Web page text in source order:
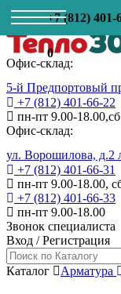
+7 (812) 401-
0
Офис-склад:
5-й Предпортовый
+7 (812) 401-66-22
пн-пт 9.00-
Офис-склад:
ул. Ворошилова, д.2
+7 (812) 401-66-31
пн-пт 9.00-18.00,
+7 (812) 401-66-33
пн-пт 9.00-18.00
Звонок специалиста
Вход /Регистрация
Каталог Арматура